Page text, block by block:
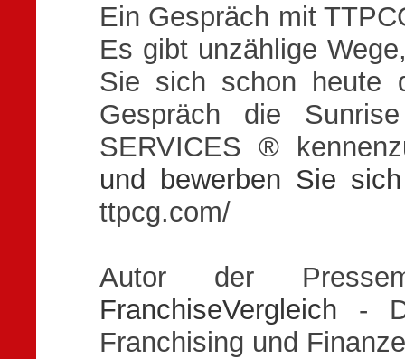
Ein Gespräch mit
Es gibt unzählige
Sie sich schon heute
Gespräch die
SERVICES ®
und bewerben Sie
ttpcg.com/
Autor der
FranchiseVergleich -
Franchising und